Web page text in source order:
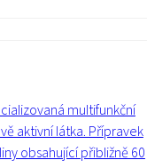
multifunkční
aktivní látka. Přípravek
obsahující přibližně 60